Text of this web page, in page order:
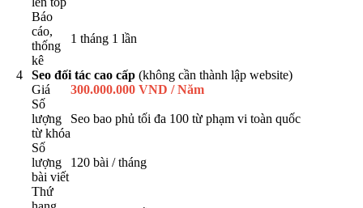
Báo
cáo,
thống
kê
1 tháng 1 lần
4 Seo đối tác cao cấp (không cần thành lập website)
Giá
300.000.000 VND / Năm
Số
lượng
từ khóa
Seo bao phủ tối đa 100 từ phạm vi toàn quốc
Số
lượng
bài viết
120 bài / tháng
Thứ